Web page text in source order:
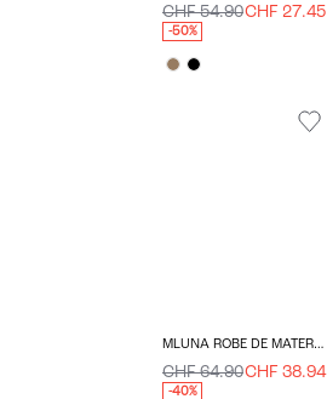
CHF 54.90CHF 27.45
-50%
MLUNA ROBE DE MATERNITÉ
CHF 64.90CHF 38.94
-40%